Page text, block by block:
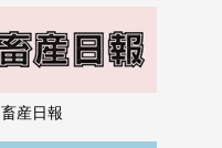
畜産日報